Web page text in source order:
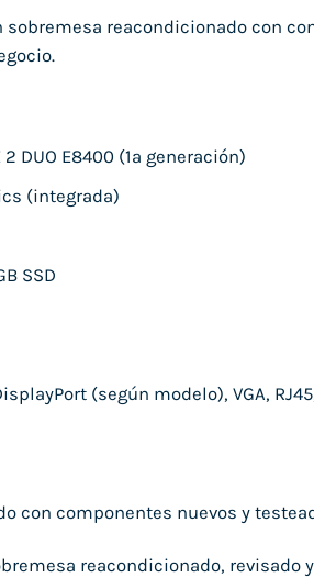
sobremesa reacondicionado con
2 DUO E8400 (1ª generación)
(integrada)
SSD
(según modelo), VGA,
con componentes nuevos y
reacondicionado, revisado